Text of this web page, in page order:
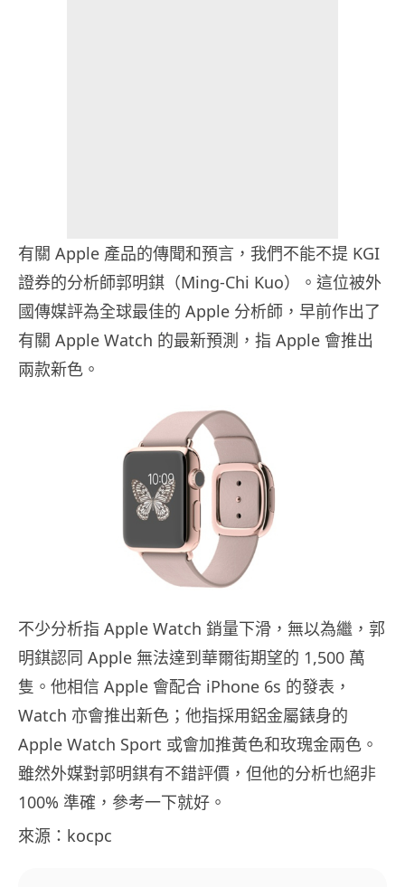
有關 Apple 產品的傳聞和預言，我們不能不提 KGI
證券的分析師郭明錤（Ming-Chi Kuo）。這位被外
國傳媒評為全球最佳的 Apple 分析師，早前作出了
有關 Apple Watch 的最新預測，指 Apple 會推出
兩款新色。
不少分析指 Apple Watch 銷量下滑，無以為繼，郭
明錤認同 Apple 無法達到華爾街期望的 1,500 萬
隻。他相信 Apple 會配合 iPhone 6s 的發表，
Watch 亦會推出新色；他指採用鋁金屬錶身的
Apple Watch Sport 或會加推黃色和玫瑰金兩色。
雖然外媒對郭明錤有不錯評價，但他的分析也絕非
100% 準確，參考一下就好。
來源：kocpc